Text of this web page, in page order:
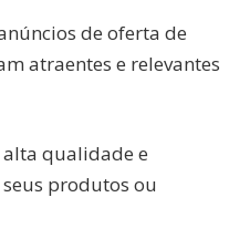
de oferta de
atraentes e relevantes
alta qualidade e
produtos ou